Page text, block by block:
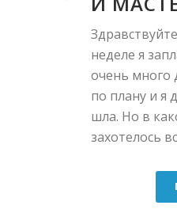
неделе я
очень много
по плану и я
шла. Но в
захотелось